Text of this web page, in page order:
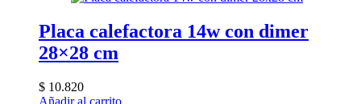
Placa calefactora 14w con dimer
28×28 cm
$ 10.820